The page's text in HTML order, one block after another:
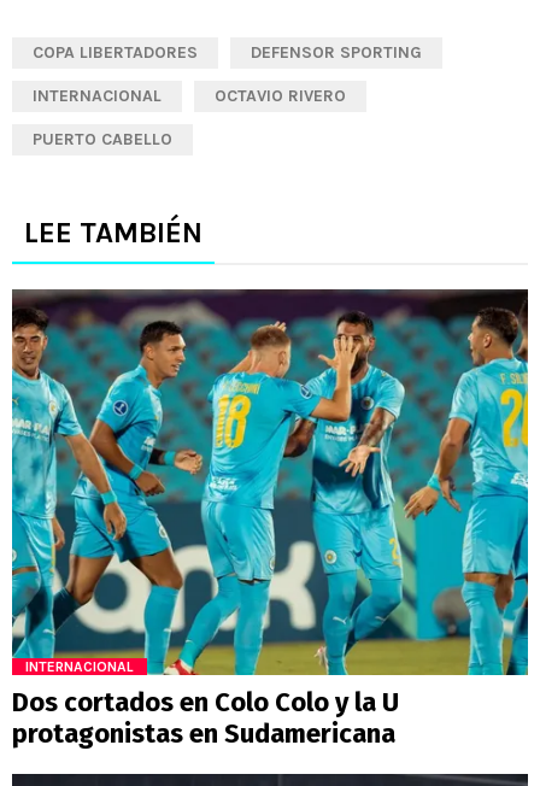
COPA LIBERTADORES DEFENSOR SPORTING
INTERNACIONAL OCTAVIO RIVERO
PUERTO CABELLO
LEE TAMBIÉN
INTERNACIONAL
Dos cortados en Colo Colo y la U
protagonistas en Sudamericana